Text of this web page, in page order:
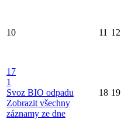
10 11 12
17
1
Svoz BIO odpadu
Zobrazit všechny
záznamy ze dne
18 19